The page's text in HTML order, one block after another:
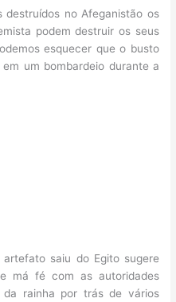
destruídos no Afeganistão os
podem destruir os seus
esquecer que o busto
um bombardeio durante a
saiu do Egito sugere
má fé com as autoridades
rainha por trás de vários